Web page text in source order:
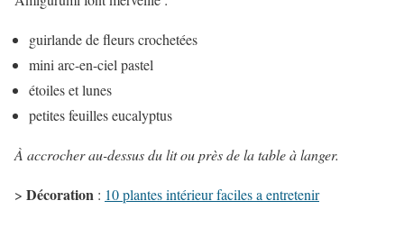
guirlande de fleurs crochetées
mini arc-en-ciel pastel
étoiles et lunes
petites feuilles eucalyptus
À accrocher au-dessus du lit ou près de la table à langer.
> Décoration : 10 plantes intérieur faciles a entretenir